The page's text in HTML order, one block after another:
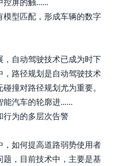
控屏的触......
模型匹配，形成车辆的数字
，自动驾驶技术已成为时下
，路径规划是自动驾驶技术
撞对路径规划尤为重要。
汽车的轮廓进......
行为的多层次告警
，如何提高道路弱势使用者
题，目前技术中，主要是基